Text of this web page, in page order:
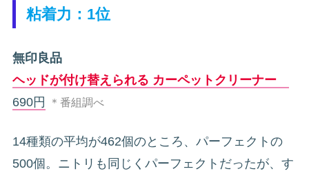
粘着力：1位
無印良品
ヘッドが付け替えられる カーペットクリーナー
690円
＊番組調べ
14種類の平均が462個のところ、パーフェクトの
500個。ニトリも同じくパーフェクトだったが、す